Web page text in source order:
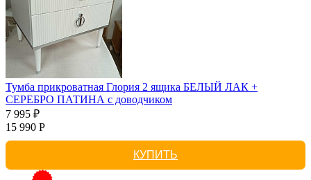
Тумба прикроватная Глория 2 ящика БЕЛЫЙ ЛАК +
СЕРЕБРО ПАТИНА с доводчиком
7 995 ₽
15 990 Р
КУПИТЬ